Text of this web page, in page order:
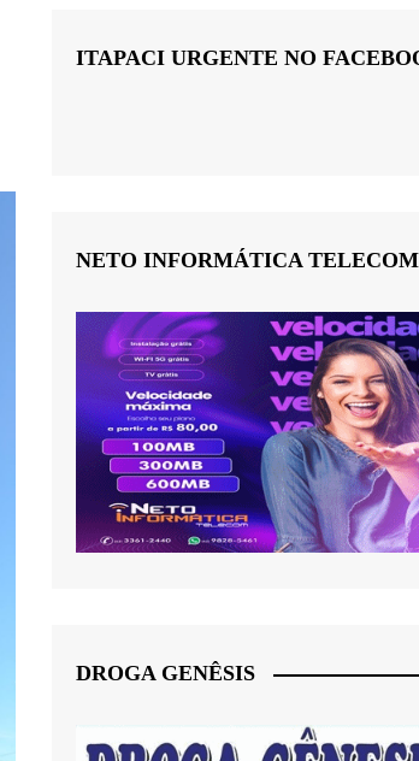
ITAPACI URGENTE NO
NETO INFORMÁTICA TELECOM
DROGA GENÊSIS